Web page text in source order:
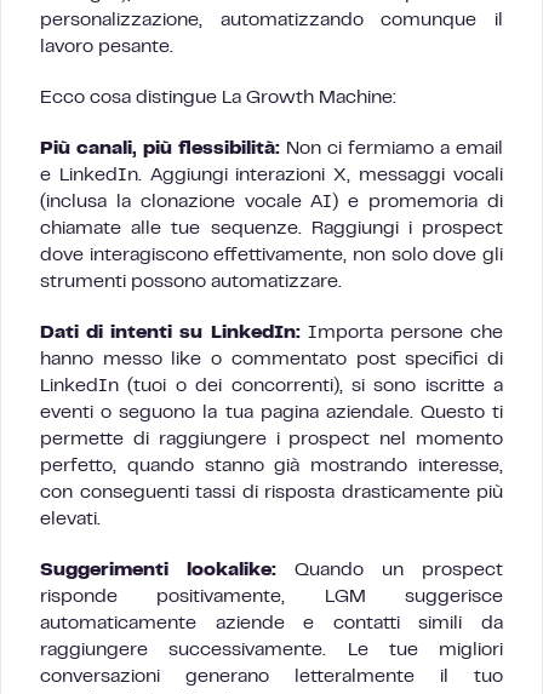
personalizzazione, automatizzando comunque il
lavoro pesante.
Ecco cosa distingue La Growth Machine:
Più canali, più flessibilità: Non ci fermiamo a email
e LinkedIn. Aggiungi interazioni X, messaggi vocali
(inclusa la clonazione vocale AI) e promemoria di
chiamate alle tue sequenze. Raggiungi i prospect
dove interagiscono effettivamente, non solo dove gli
strumenti possono automatizzare.
Dati di intenti su LinkedIn:Importa persone che
hanno messo like o commentato post specifici di
LinkedIn (tuoi o dei concorrenti), si sono iscritte a
eventi o seguono la tua pagina aziendale. Questo ti
permette di raggiungere i prospect nel momento
perfetto, quando stanno già mostrando interesse,
con conseguenti tassi di risposta drasticamente più
elevati.
Suggerimenti lookalike: Quando un prospect
risponde positivamente, LGM suggerisce
automaticamente aziende e contatti simili da
raggiungere successivamente. Le tue migliori
conversazioni generano letteralmente il tuo